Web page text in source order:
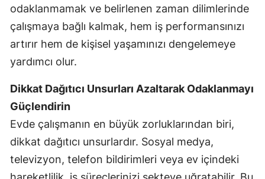
odaklanmamak ve belirlenen zaman dilimlerinde
çalışmaya bağlı kalmak, hem iş performansınızı
artırır hem de kişisel yaşamınızı dengelemeye
yardımcı olur.
Dikkat Dağıtıcı Unsurları Azaltarak Odaklanmayı
Güçlendirin
Evde çalışmanın en büyük zorluklarından biri,
dikkat dağıtıcı unsurlardır. Sosyal medya,
televizyon, telefon bildirimleri veya ev içindeki